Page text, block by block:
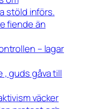
stöld införs.
fiende än
– lagar
, guds gåva till
väcker